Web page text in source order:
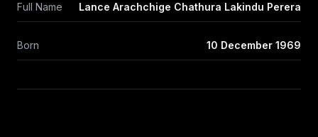
Full Name Lance Arachchige Chathura Lakindu Perera
Born 10 December 1969